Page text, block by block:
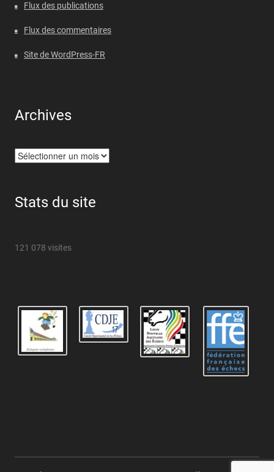
Flux des publications
Flux des commentaires
Site de WordPress-FR
Archives
Archives
Stats du site
121 078 visites